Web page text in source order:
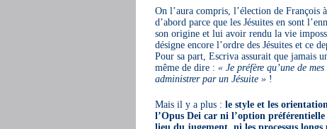
On l’aura compris, l’élection de François
d’abord parce que les Jésuites en sont
son origine et lui avoir rendu la vie
désigne encore l’ordre des Jésuites et ce
Pour sa part, Escriva assurait que jamais
même de dire : « Je préfère qu’une de
administrer par un Jésuite »!
Mais il y a plus : le style et les
l’Opus Dei car ni l’option